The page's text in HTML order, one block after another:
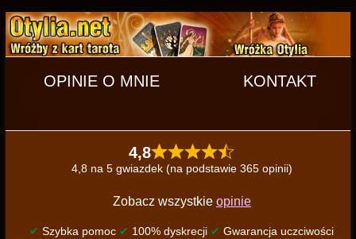
OPINIE O MNIE KONTAKT
4,8
4,8 na 5 gwiazdek (na podstawie 365 opinii)
Zobacz wszystkie opinie
✔ Szybka pomoc ✔ 100% dyskrecji ✔ Gwarancja uczciwości